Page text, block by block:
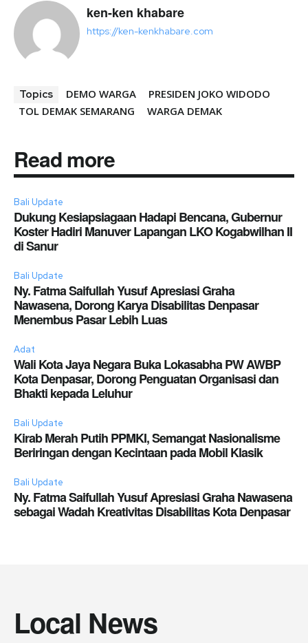
ken-ken khabare
https://ken-kenkhabare.com
Topics DEMO WARGA
PRESIDEN JOKO WIDODO
TOL DEMAK SEMARANG
WARGA DEMAK
Read more
Bali Update
Dukung Kesiapsiagaan Hadapi Bencana, Gubernur
Koster Hadiri Manuver Lapangan LKO Kogabwilhan II
di Sanur
Bali Update
Ny. Fatma Saifullah Yusuf Apresiasi Graha
Nawasena, Dorong Karya Disabilitas Denpasar
Menembus Pasar Lebih Luas
Adat
Wali Kota Jaya Negara Buka Lokasabha PW AWBP
Kota Denpasar, Dorong Penguatan Organisasi dan
Bhakti kepada Leluhur
Bali Update
Kirab Merah Putih PPMKI, Semangat Nasionalisme
Beriringan dengan Kecintaan pada Mobil Klasik
Bali Update
Ny. Fatma Saifullah Yusuf Apresiasi Graha Nawasena
sebagai Wadah Kreativitas Disabilitas Kota Denpasar
Local News